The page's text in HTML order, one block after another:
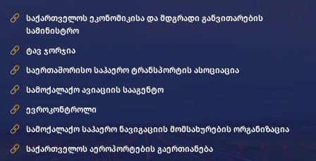
საქართველოს ეკონომიკისა და მდგრადი განვითარების
სამინისტრო
ტავ ჯორჯია
საერთაშორისო საჰაერო ტრანსპორტის ასოციაცია
სამოქალაქო ავიაციის სააგენტო
ევროკონტროლი
სამოქალაქო საჰაერო ნავიგაციის მომსახურების ორგანიზაცია
საქართველოს აეროპორტების გაერთიანება